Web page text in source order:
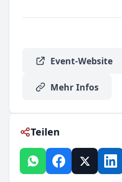
Event-Website
Mehr Infos
Teilen